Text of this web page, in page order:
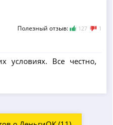
Полезный отзыв: 127 1
условиях. Все честно,